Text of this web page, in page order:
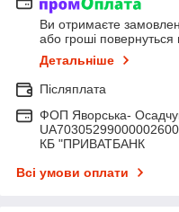
Ви отримаєте
або гроші повернуться
Детальніше
Післяплата
ФОП Яворська-
КБ "ПРИВАТБАНК
Всі умови оплати